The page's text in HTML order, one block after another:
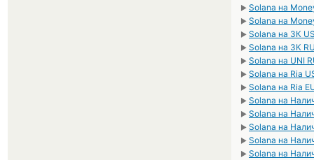
► Solana на
► Solana на
► Solana на ЗК
► Solana на ЗК
► Solana на UNI
► Solana на Ria
► Solana на Ria
► Solana на
► Solana на
► Solana на
► Solana на
► Solana на